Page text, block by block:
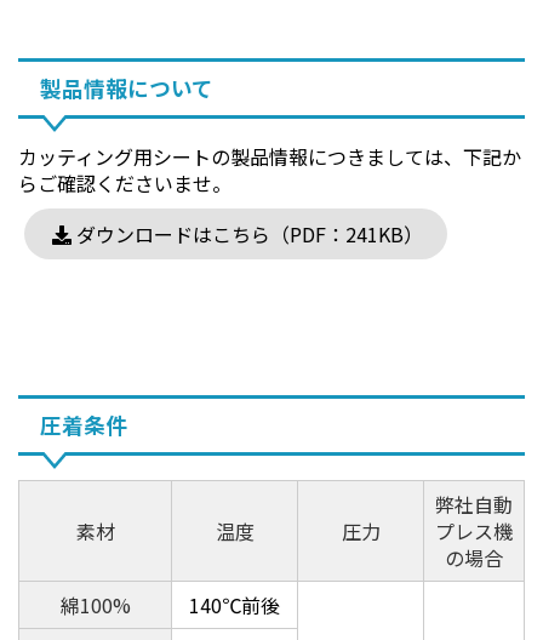
製品情報について
カッティング用シートの製品情報につきましては、下記か
らご確認くださいませ。
ダウンロードはこちら（PDF：241KB）
圧着条件
素材 温度 圧力
弊社自動
プレス機
の場合
綿100%
140℃前後